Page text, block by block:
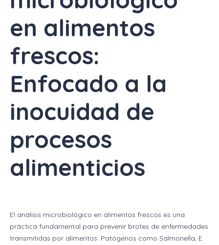
en alimentos
frescos:
Enfocado a la
inocuidad de
procesos
alimenticios
El análisis microbiológico en alimentos frescos es una
práctica fundamental para prevenir brotes de enfermedades
transmitidas por alimentos. Patógenos como Salmonella, E.